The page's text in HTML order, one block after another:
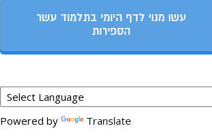
עשו מנוי לדף היומי בתלמוד עשר
הספירות
Powered by Translate